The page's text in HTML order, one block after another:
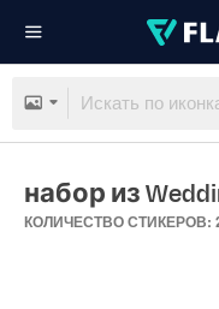
набор из
КОЛИЧЕСТВО СТИКЕРОВ: